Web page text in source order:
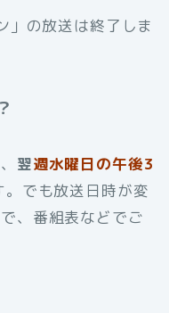
の放送は終了しま
翌週水曜日の午後3
でも放送日時が変
、番組表などでご